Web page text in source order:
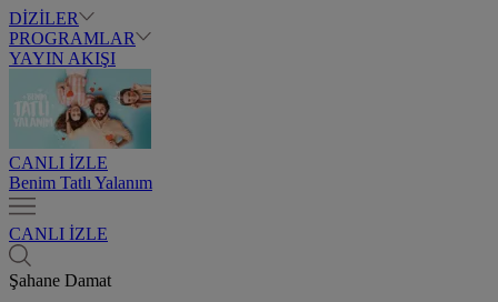
DİZİLER
PROGRAMLAR
YAYIN AKIŞI
CANLI İZLE
Benim Tatlı Yalanım
CANLI İZLE
Şahane Damat